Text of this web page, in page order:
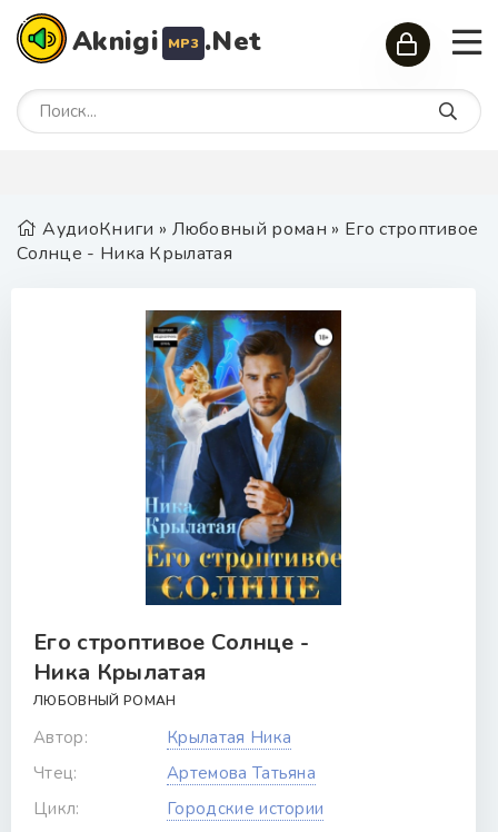
Aknigi MP3 .Net
АудиоКниги » Любовный роман » Его строптивое
Солнце - Ника Крылатая
Его строптивое Солнце -
Ника Крылатая
ЛЮБОВНЫЙ РОМАН
Автор:
Крылатая Ника
Чтец:
Артемова Татьяна
Цикл:
Городские истории